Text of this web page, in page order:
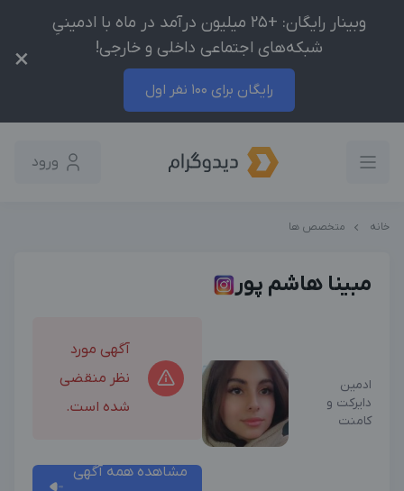
وبینار رایگان: +25 میلیون درآمد در ماه با ادمینیِ
شبکه‌های اجتماعی داخلی و خارجی!
رایگان برای 100 نفر اول
×
ورود
خانه متخصص ها
مبینا هاشم پور
ادمین
دایرکت و
کامنت
آگهی مورد
نظر منقضی
شده است.
مشاهده همه آگهی